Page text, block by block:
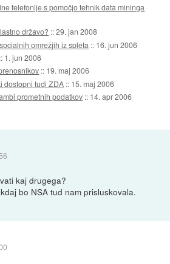
telefonije s pomočjo tehnik data mininga
državo? ::29. jan 2008
omrežjih iz spleta :: 16. jun 2006
:: 1. jun 2006
:: 19. maj 2006
dostopni tudi ZDA :: 15. maj 2006
prometnih podatkov :: 14. apr 2006
kaj drugega?
bo NSA tud nam prisluskovala.